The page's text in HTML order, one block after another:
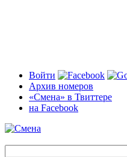
Войти
Архив номеров
«Смена» в Твиттере
на Facebook